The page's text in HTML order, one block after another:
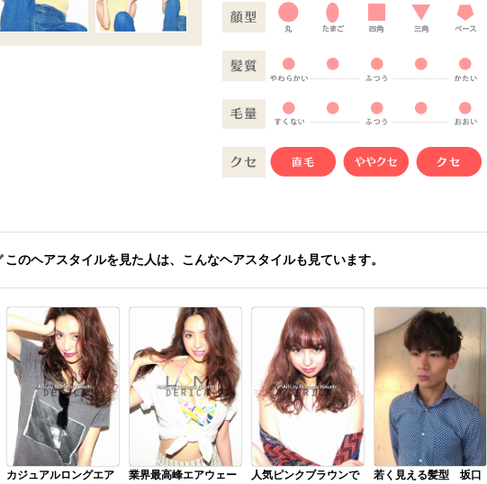
このヘアスタイルを見た人は、こんなヘアスタイルも見ています。
カジュアルロングエア
業界最高峰エアウェー
人気ピンクブラウンで
若く見える髪型 坂口